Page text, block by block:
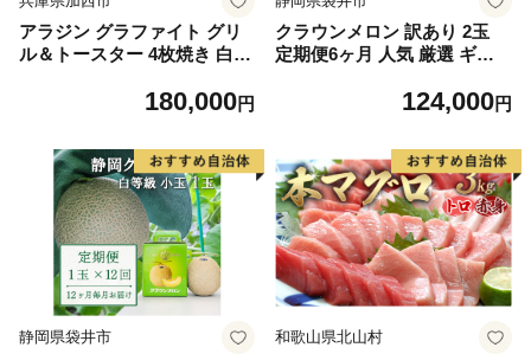
アラジン グラファイト グリ
ル＆トースター 4枚焼き 白
スターラック グランデベル
HIBA ラック 収納 新生活
180,000円
クラウンメロン 訳あり 2玉
定期便6ヶ月 人気 厳選 ギフ
物 袋井市 果物類 メロン青肉
124,000円
静岡県袋井市 和歌山県北山村